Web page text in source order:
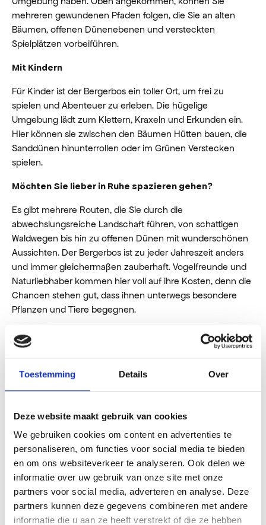
Toestemming Details Over
Deze website maakt gebruik van cookies
We gebruiken cookies om content en advertenties te
personaliseren, om functies voor social media te bieden
en om ons websiteverkeer te analyseren. Ook delen we
informatie over uw gebruik van onze site met onze
partners voor social media, adverteren en analyse. Deze
partners kunnen deze gegevens combineren met andere
informatie die u aan ze heeft verstrekt of die ze hebben
mehreren gewundenen Pfaden folgen, die Sie an alten
Bäumen, offenen Dünenebenen und versteckten
Spielplätzen vorbeiführen.
Mit Kindern
Für Kinder ist der Bergerbos ein toller Ort, um frei zu
spielen und Abenteuer zu erleben. Die hügelige
Umgebung lädt zum Klettern, Kraxeln und Erkunden ein.
Hier können sie zwischen den Bäumen Hütten bauen, die
Sanddünen hinunterrollen oder im Grünen Verstecken
spielen.
Möchten Sie lieber in Ruhe spazieren gehen?
Es gibt mehrere Routen, die Sie durch die
abwechslungsreiche Landschaft führen, von schattigen
Waldwegen bis hin zu offenen Dünen mit wunderschönen
Aussichten. Der Bergerbos ist zu jeder Jahreszeit anders
und immer gleichermaßen zauberhaft. Vogelfreunde und
Naturliebhaber kommen hier voll auf ihre Kosten, denn die
Chancen stehen gut, dass ihnen unterwegs besondere
Pflanzen und Tiere begegnen.
Toegankelijkheid
Er is helaas niets bekend over de toegankelijkheid.
Kontakt
Bergerbos
Herenweg 39
1861 Bergen Nh
Plane deine Route